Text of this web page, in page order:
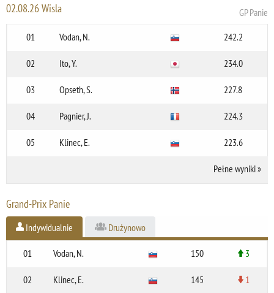
02.08.26 Wisla
GP Panie
01
Vodan, N. 242.2
02 Ito, Y. 234.0
03 Opseth, S. 227.8
04 Pagnier, J. 224.3
05 Klinec, E. 223.6
Pełne wyniki»
Grand-Prix Panie
Indywidualnie Drużynowo
01 Vodan, N. 150 3
02 Klinec, E. 145 1